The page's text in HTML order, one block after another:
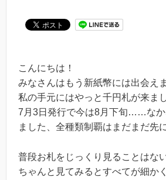
こんにちは！
みなさんはもう新紙幣には出会え
私の手元にはやっと千円札が来ま
7月3日発行で今は8月下旬……なか
ました、全種類制覇はまだまだ先
普段お札をじっくり見ることはな
ちゃんと見てみるとすべてが細か